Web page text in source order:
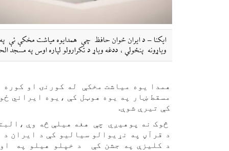
ایکنا – د ایران ځوان حافظ چې همدایوه میاشت مخکې ئې په
ویاړونه پنځولي ، ددغه ویاړ د تکرارولو لپاره اوس په مسجد
همدا یوه میاشت مخکې له کورنۍ او
مسقط ښار په یوه هوټل کې ،یوه ایراني
کې تیرې شوې.
څوک نه پوهیږي چې هغه هیلې څه وې
د قرآڼ په نړیوالو سیالیو کې د ایران
د کلیزې په جشن کې د خپلو هیلو په